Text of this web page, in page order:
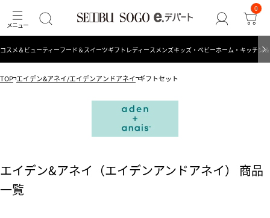
0
コスメ＆ビューティーフード＆スイーツギフト レディース メンズキッズ・ベビーホーム・キッチン
TOP エイデン&アネイ/エイデンアンドアネイ ギフトセット
エイデン&アネイ（エイデンアンドアネイ） 商品
一覧